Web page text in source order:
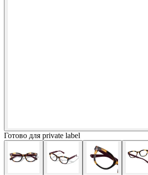
Готово для private label